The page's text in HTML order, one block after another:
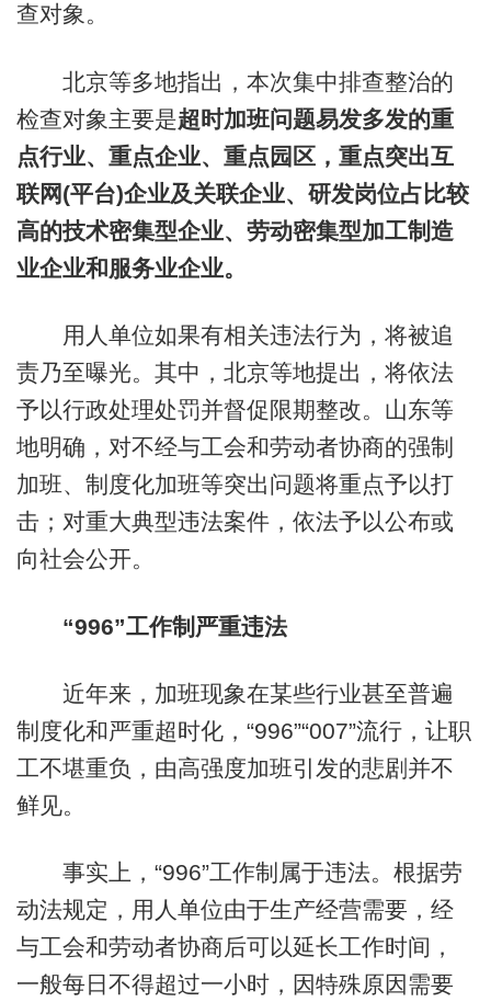
查对象。
北京等多地指出，本次集中排查整治的
检查对象主要是超时加班问题易发多发的重
点行业、重点企业、重点园区，重点突出互
联网(平台)企业及关联企业、研发岗位占比较
高的技术密集型企业、劳动密集型加工制造
业企业和服务业企业。
用人单位如果有相关违法行为，将被追
责乃至曝光。其中，北京等地提出，将依法
予以行政处理处罚并督促限期整改。山东等
地明确，对不经与工会和劳动者协商的强制
加班、制度化加班等突出问题将重点予以打
击；对重大典型违法案件，依法予以公布或
向社会公开。
“996”工作制严重违法
近年来，加班现象在某些行业甚至普遍
制度化和严重超时化，“996”“007”流行，让职
工不堪重负，由高强度加班引发的悲剧并不
鲜见。
事实上，“996”工作制属于违法。根据劳
动法规定，用人单位由于生产经营需要，经
与工会和劳动者协商后可以延长工作时间，
一般每日不得超过一小时，因特殊原因需要